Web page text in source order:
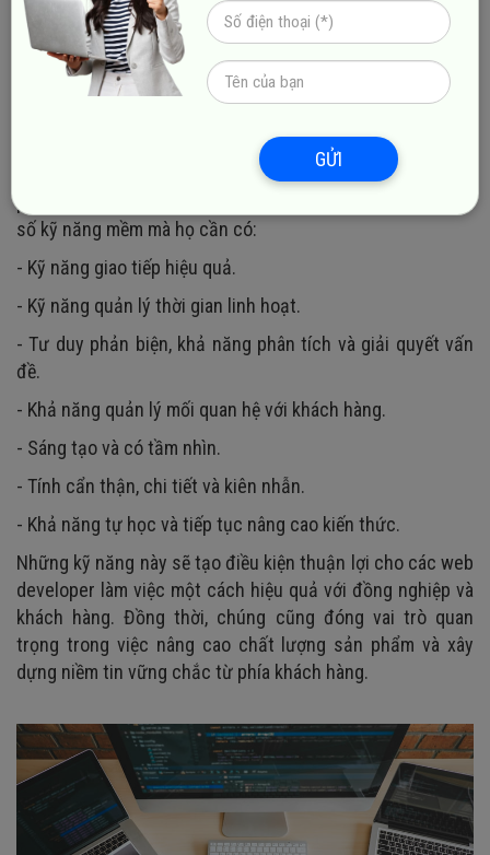
- Có kỹ năng thiết kế gồm: Prototype design, UX design, UI
design.
Một số kỹ năng quan trọng khác
Ngoài các kỹ năng liên quan đến kỹ thuật, full stack
developer cần sở hữu những kỹ năng mềm quan trọng để
phát triển sự nghiệp một cách bền vững. Dưới đây là một
số kỹ năng mềm mà họ cần có:
- Kỹ năng giao tiếp hiệu quả.
- Kỹ năng quản lý thời gian linh hoạt.
- Tư duy phản biện, khả năng phân tích và giải quyết vấn
đề.
- Khả năng quản lý mối quan hệ với khách hàng.
- Sáng tạo và có tầm nhìn.
- Tính cẩn thận, chi tiết và kiên nhẫn.
- Khả năng tự học và tiếp tục nâng cao kiến thức.
Những kỹ năng này sẽ tạo điều kiện thuận lợi cho các web
developer làm việc một cách hiệu quả với đồng nghiệp và
khách hàng. Đồng thời, chúng cũng đóng vai trò quan
trọng trong việc nâng cao chất lượng sản phẩm và xây
dựng niềm tin vững chắc từ phía khách hàng.
GỬI